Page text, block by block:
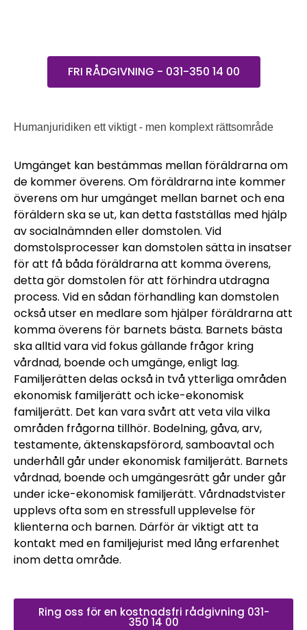
FRI RÅDGIVNING - 031-350 14 00
Humanjuridiken ett viktigt - men komplext rättsområde
Umgänget kan bestämmas mellan föräldrarna om
de kommer överens. Om föräldrarna inte kommer
överens om hur umgänget mellan barnet och ena
föräldern ska se ut, kan detta fastställas med hjälp
av socialnämnden eller domstolen. Vid
domstolsprocesser kan domstolen sätta in insatser
för att få båda föräldrarna att komma överens,
detta gör domstolen för att förhindra utdragna
process. Vid en sådan förhandling kan domstolen
också utser en medlare som hjälper föräldrarna att
komma överens för barnets bästa. Barnets bästa
ska alltid vara vid fokus gällande frågor kring
vårdnad, boende och umgänge, enligt lag.
Familjerätten delas också in två ytterliga områden
ekonomisk familjerätt och icke-ekonomisk
familjerätt. Det kan vara svårt att veta vila vilka
områden frågorna tillhör. Bodelning, gåva, arv,
testamente, äktenskapsförord, samboavtal och
underhåll går under ekonomisk familjerätt. Barnets
vårdnad, boende och umgängesrätt går under går
under icke-ekonomisk familjerätt. Vårdnadstvister
upplevs ofta som en stressfull upplevelse för
klienterna och barnen. Därför är viktigt att ta
kontakt med en familjejurist med lång erfarenhet
inom detta område.
Ring oss för en kostnadsfri rådgivning 031-
350 14 00